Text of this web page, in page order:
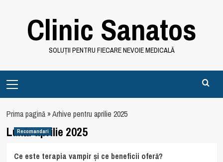
Clinic Sanatos
SOLUȚII PENTRU FIECARE NEVOIE MEDICALĂ
Menu
Prima pagină»Arhive pentru aprilie 2025
Lună:aprilie 2025
Recomandari
Ce este terapia vampir și ce beneficii oferă?